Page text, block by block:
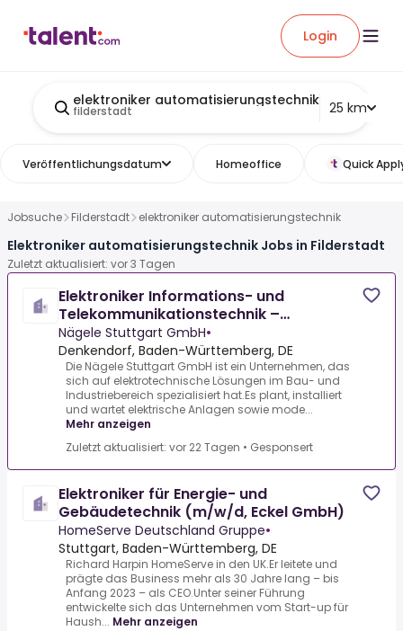
Login
elektroniker automatisierungstechnik
filderstadt 25 km
Veröffentlichungsdatum Homeoffice Quick
Jobsuche Filderstadt elektroniker automatisierungstechnik
Elektroniker automatisierungstechnik Jobs in Filderstadt
Zuletzt aktualisiert: vor 3 Tagen
Elektroniker Informations- und
Telekommunikationstechnik –
Sicherheitstechnik (m/w/d)
Nägele Stuttgart GmbH•
Denkendorf, Baden-Württemberg, DE
Die Nägele Stuttgart GmbH ist ein Unternehmen, das
sich auf elektrotechnische Lösungen im Bau- und
Industriebereich spezialisiert hat.Es plant, installiert
und wartet elektrische Anlagen sowie mode...
Mehr anzeigen
Zuletzt aktualisiert: vor 22 Tagen • Gesponsert
Elektroniker für Energie- und
Gebäudetechnik (m/w/d, Eckel GmbH)
HomeServe Deutschland Gruppe•
Stuttgart, Baden-Württemberg, DE
Richard Harpin HomeServe in den UK.Er leitete und
prägte das Business mehr als 30 Jahre lang – bis
Anfang 2023 – als CEO.Unter seiner Führung
entwickelte sich das Unternehmen vom Start-up für
Haush... Mehr anzeigen